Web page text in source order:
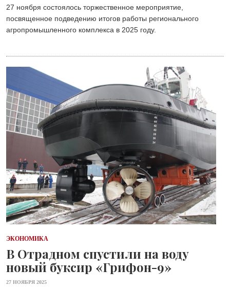
27 ноября состоялось торжественное мероприятие,
посвященное подведению итогов работы регионального
агропромышленного комплекса в 2025 году.
ЭКОНОМИКА
В Отрадном спустили на воду
новый буксир «Грифон-9»
27 НОЯБРЯ 2025